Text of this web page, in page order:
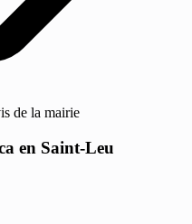
de la mairie
en Saint-Leu